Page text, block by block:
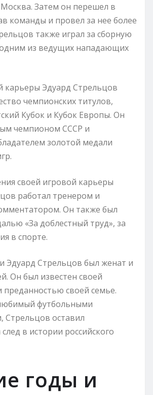
Затем он перешел в
команды и провел за нее более
также играл за сборную
одним из ведущих нападающих
карьеры Эдуард Стрельцов
чемпионских титулов,
Кубок и Кубок Европы. Он
чемпионом СССР и
золотой медали
своей игровой карьеры
работал тренером и
Он также был
«За доблестный труд», за
в спорте.
Эдуард Стрельцов был женат и
Он был известен своей
своей семье.
футбольными
Стрельцов оставил
в истории российского
годы и